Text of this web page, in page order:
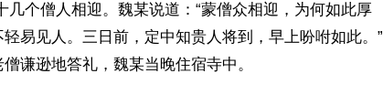
个僧人相迎。魏某说道：“蒙僧众相迎，为何如此厚
易见人。三日前，定中知贵人将到，早上吩咐如此。”
谦逊地答礼，魏某当晚住宿寺中。